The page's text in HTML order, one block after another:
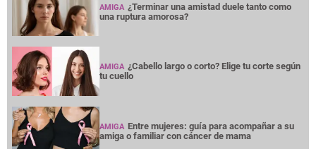
AMIGA ¿Terminar una amistad duele tanto como
una ruptura amorosa?
AMIGA ¿Cabello largo o corto? Elige tu corte según
tu cuello
AMIGA Entre mujeres: guía para acompañar a su
amiga o familiar con cáncer de mama